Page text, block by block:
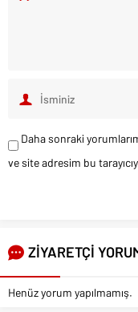
Daha sonraki
ve site adresim bu
ZİYARETÇİ
Henüz yorum yapılmamış.